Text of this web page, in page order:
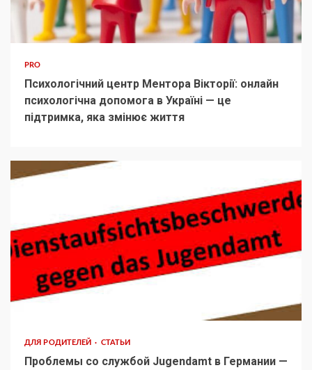
PRO
Психологічний центр Ментора Вікторії: онлайн
психологічна допомога в Україні — це
підтримка, яка змінює життя
ДЛЯ РОДИТЕЛЕЙ СТАТЬИ
Проблемы со службой Jugendamt в Германии —